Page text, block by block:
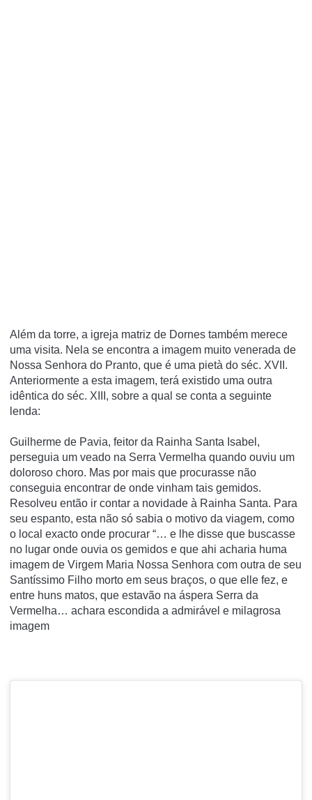
Além da torre, a igreja matriz de Dornes também merece
uma visita. Nela se encontra a imagem muito venerada de
Nossa Senhora do Pranto, que é uma pietà do séc. XVII.
Anteriormente a esta imagem, terá existido uma outra
idêntica do séc. XIII, sobre a qual se conta a seguinte
lenda:
Guilherme de Pavia, feitor da Rainha Santa Isabel,
perseguia um veado na Serra Vermelha quando ouviu um
doloroso choro. Mas por mais que procurasse não
conseguia encontrar de onde vinham tais gemidos.
Resolveu então ir contar a novidade à Rainha Santa. Para
seu espanto, esta não só sabia o motivo da viagem, como
o local exacto onde procurar “… e lhe disse que buscasse
no lugar onde ouvia os gemidos e que ahi acharia huma
imagem de Virgem Maria Nossa Senhora com outra de seu
Santíssimo Filho morto em seus braços, o que elle fez, e
entre huns matos, que estavão na áspera Serra da
Vermelha… achara escondida a admirável e milagrosa
imagem